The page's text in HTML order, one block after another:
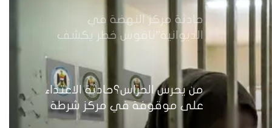
حادثة مركز النهضة في
الديوانية”ناقوس خطر يكشف
احتجاز النساء بالعراق
من يحرس الحراس؟حادثة الاعتداء
على موقوفة في مركز شرطة
النهضة تضع وزارة الداخلية العراقية